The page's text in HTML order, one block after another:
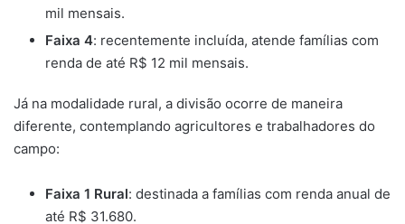
mil mensais.
Faixa 4: recentemente incluída, atende famílias com
renda de até R$ 12 mil mensais.
Já na modalidade rural, a divisão ocorre de maneira
diferente, contemplando agricultores e trabalhadores do
campo:
Faixa 1 Rural: destinada a famílias com renda anual de
até R$ 31.680.